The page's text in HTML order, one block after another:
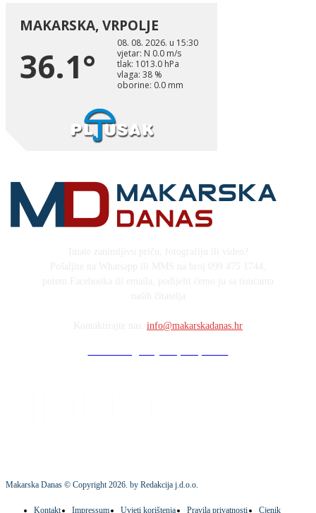
info@makarskadanas.hr
Makarska Danas © Copyright2026. by Redakcija j.d.o.o.
Kontakt Impressum Uvjeti korištenja Pravila privatnosti
Cjenik